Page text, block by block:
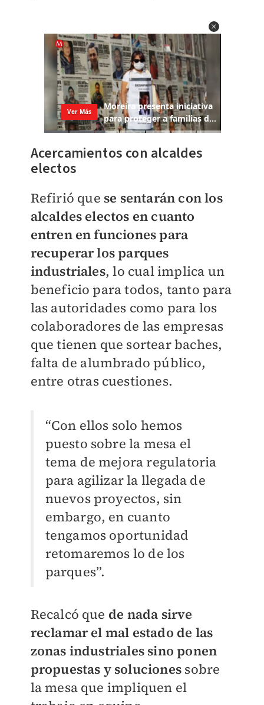
Acercamientos con alcaldes
electos
Refirió que se sentarán con los
alcaldes electos en cuanto
entren en funciones para
recuperar los parques
industriales, lo cual implica un
beneficio para todos, tanto para
las autoridades como para los
colaboradores de las empresas
que tienen que sortear baches,
falta de alumbrado público,
entre otras cuestiones.
“Con ellos solo hemos
puesto sobre la mesa el
tema de mejora regulatoria
para agilizar la llegada de
nuevos proyectos, sin
embargo, en cuanto
tengamos oportunidad
retomaremos lo de los
parques”.
Recalcó que de nada sirve
reclamar el mal estado de las
zonas industriales sino ponen
propuestas y soluciones sobre
la mesa que impliquen el